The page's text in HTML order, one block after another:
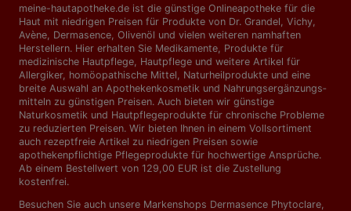
meine-hautapotheke.de ist die günstige Onlineapotheke für die
Haut mit niedrigen Preisen für Produkte von Dr. Grandel, Vichy,
Avène, Dermasence, Olivenöl und vielen weiteren namhaften
Herstellern. Hier erhalten Sie Medikamente, Produkte für
medizinische Hautpflege, Hautpflege und weitere Artikel für
Allergiker, homöopathische Mittel, Naturheilprodukte und eine
breite Auswahl an Apothekenkosmetik und Nahrungs­ergänzungs­
mitteln zu günstigen Preisen. Auch bieten wir günstige
Naturkosmetik und Hautpflegeprodukte für chronische Probleme
zu reduzierten Preisen. Wir bieten Ihnen in einem Vollsortiment
auch rezeptfreie Artikel zu niedrigen Preisen sowie
apothekenpflichtige Pflegeprodukte für hochwertige Ansprüche.
Ab einem Bestellwert von 129,00 EUR ist die Zustellung
kostenfrei.
Besuchen Sie auch unsere Markenshops Dermasence Phytoclare